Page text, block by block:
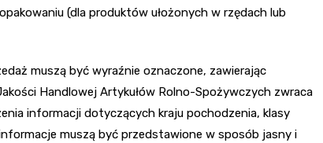
(dla produktów ułożonych w rzędach lub
muszą być wyraźnie oznaczone, zawierając
Handlowej Artykułów Rolno-Spożywczych zwraca
informacji dotyczących kraju pochodzenia, klasy
muszą być przedstawione w sposób jasny i